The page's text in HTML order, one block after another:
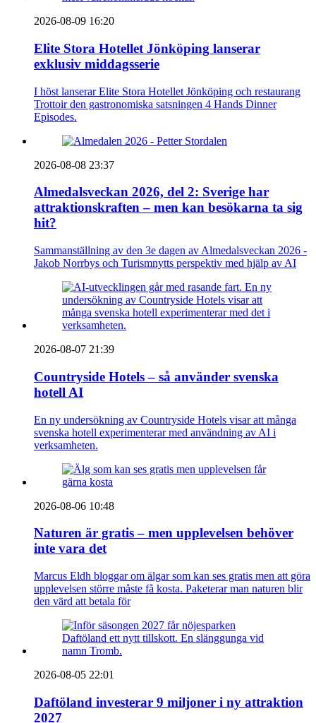
2026-08-09 16:20
Elite Stora Hotellet Jönköping lanserar
exklusiv middagsserie
I höst lanserar Elite Stora Hotellet Jönköping och restaurang
Trottoir den gastronomiska satsningen 4 Hands Dinner
Episodes.
2026-08-08 23:37
Almedalsveckan 2026, del 2: Sverige har
attraktionskraften – men kan besökarna ta sig
hit?
Sammanställning av den 3e dagen av Almedalsveckan 2026 -
Jakob Norrbys och Turismnytts perspektiv med hjälp av AI
2026-08-07 21:39
Countryside Hotels – så använder svenska
hotell AI
En ny undersökning av Countryside Hotels visar att många
svenska hotell experimenterar med användning av AI i
verksamheten.
2026-08-06 10:48
Naturen är gratis – men upplevelsen behöver
inte vara det
Marcus Eldh bloggar om älgar som kan ses gratis men att göra
upplevelsen större måste få kosta. Paketerar man naturen blir
den värd att betala för
2026-08-05 22:01
Daftöland investerar 9 miljoner i ny attraktion
2027